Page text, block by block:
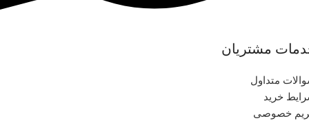
مشتریان
متداول
خرید
خصوصی